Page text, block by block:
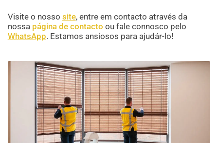
Visite o nosso site, entre em contacto através da
nossa página de contacto ou fale connosco pelo
WhatsApp. Estamos ansiosos para ajudár-lo!